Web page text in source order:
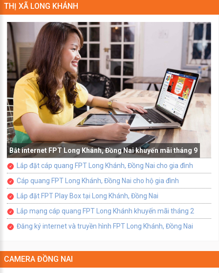
THỊ XÃ LONG KHÁNH
Bắt internet FPT Long Khánh, Đồng Nai khuyến mãi tháng 9
Lắp đặt cáp quang FPT Long Khánh, Đồng Nai cho gia đình
Cáp quang FPT Long Khánh, Đồng Nai cho hộ gia đình
Lắp đặt FPT Play Box tại Long Khánh, Đồng Nai
Lắp mạng cáp quang FPT Long Khánh khuyến mãi tháng 2
Đăng ký internet và truyền hình FPT Long Khánh, Đồng Nai
CAMERA ĐỒNG NAI